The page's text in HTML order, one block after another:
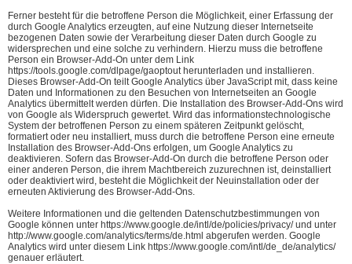
Ferner besteht für die betroffene Person die Möglichkeit, einer Erfassung der
durch Google Analytics erzeugten, auf eine Nutzung dieser Internetseite
bezogenen Daten sowie der Verarbeitung dieser Daten durch Google zu
widersprechen und eine solche zu verhindern. Hierzu muss die betroffene
Person ein Browser-Add-On unter dem Link
https://tools.google.com/dlpage/gaoptout herunterladen und installieren.
Dieses Browser-Add-On teilt Google Analytics über JavaScript mit, dass keine
Daten und Informationen zu den Besuchen von Internetseiten an Google
Analytics übermittelt werden dürfen. Die Installation des Browser-Add-Ons wird
von Google als Widerspruch gewertet. Wird das informationstechnologische
System der betroffenen Person zu einem späteren Zeitpunkt gelöscht,
formatiert oder neu installiert, muss durch die betroffene Person eine erneute
Installation des Browser-Add-Ons erfolgen, um Google Analytics zu
deaktivieren. Sofern das Browser-Add-On durch die betroffene Person oder
einer anderen Person, die ihrem Machtbereich zuzurechnen ist, deinstalliert
oder deaktiviert wird, besteht die Möglichkeit der Neuinstallation oder der
erneuten Aktivierung des Browser-Add-Ons.
Weitere Informationen und die geltenden Datenschutzbestimmungen von
Google können unter https://www.google.de/intl/de/policies/privacy/ und unter
http://www.google.com/analytics/terms/de.html abgerufen werden. Google
Analytics wird unter diesem Link https://www.google.com/intl/de_de/analytics/
genauer erläutert.